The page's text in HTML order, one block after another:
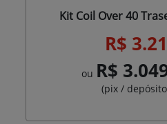
Kit Coil Over 40
R$
ou R$
(pix /